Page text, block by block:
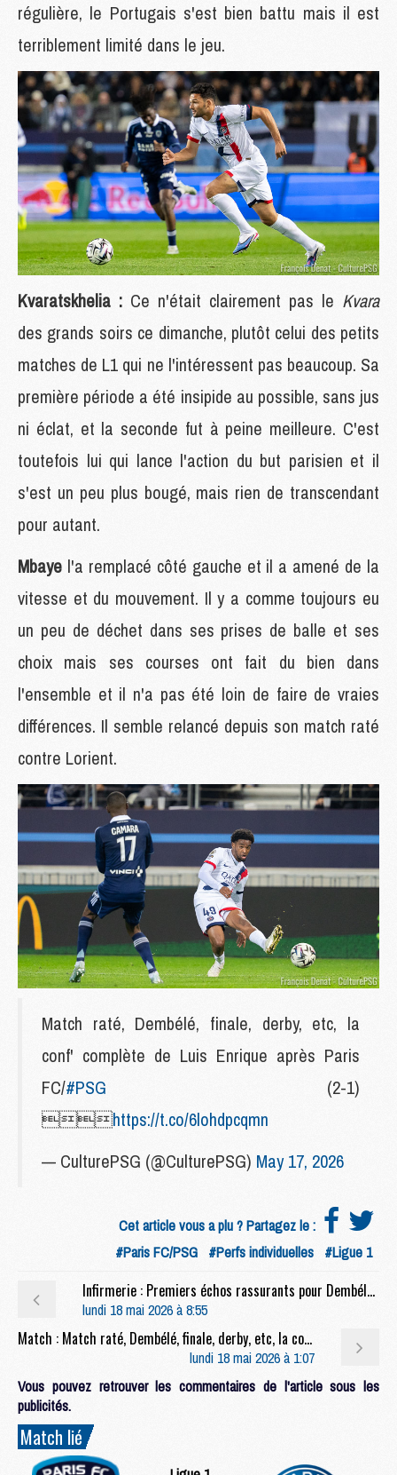
régulière, le Portugais s'est bien battu mais il est
terriblement limité dans le jeu.
Kvaratskhelia : Ce n'était clairement pas le Kvara
des grands soirs ce dimanche, plutôt celui des petits
matches de L1 qui ne l'intéressent pas beaucoup. Sa
première période a été insipide au possible, sans jus
ni éclat, et la seconde fut à peine meilleure. C'est
toutefois lui qui lance l'action du but parisien et il
s'est un peu plus bougé, mais rien de transcendant
pour autant.
Mbaye l'a remplacé côté gauche et il a amené de la
vitesse et du mouvement. Il y a comme toujours eu
un peu de déchet dans ses prises de balle et ses
choix mais ses courses ont fait du bien dans
l'ensemble et il n'a pas été loin de faire de vraies
différences. Il semble relancé depuis son match raté
contre Lorient.
Match raté, Dembélé, finale, derby, etc, la
conf' complète de Luis Enrique après Paris
FC/#PSG (2-1)
https://t.co/6lohdpcqmn
— CulturePSG (@CulturePSG) May 17, 2026
Cet article vous a plu ? Partagez le :
#Paris FC/PSG #Perfs individuelles #Ligue 1
Infirmerie : Premiers échos rassurants pour Dembélé en vue de PSG/Arsenal
lundi 18 mai 2026 à 8:55
Match : Match raté, Dembélé, finale, derby, etc, la conf' complète de Luis Enrique après Paris FC/PSG (2-1)
lundi 18 mai 2026 à 1:07
Vous pouvez retrouver les commentaires de l'article sous les
publicités.
Match lié